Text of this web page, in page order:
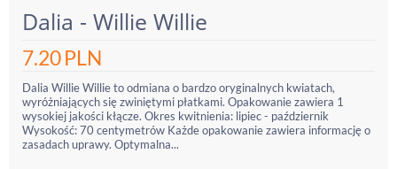
Dalia - Willie Willie
7.20PLN
Dalia Willie Willie to odmiana o bardzo oryginalnych kwiatach,
wyróżniających się zwiniętymi płatkami. Opakowanie zawiera 1
wysokiej jakości kłącze. Okres kwitnienia: lipiec - październik
Wysokość: 70 centymetrów Każde opakowanie zawiera informację o
zasadach uprawy. Optymalna...